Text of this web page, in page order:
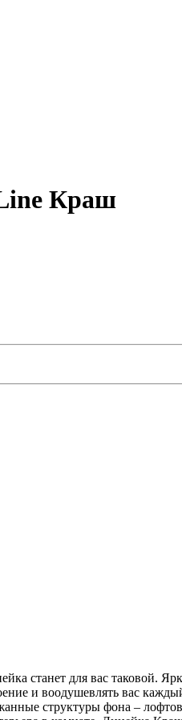
Краш
станет для вас таковой.
и воодушевлять вас
структуры фона –